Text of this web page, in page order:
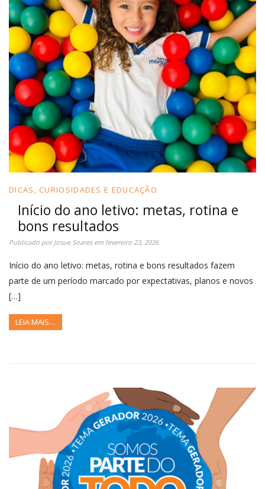
DICAS, CURIOSIDADES E EDUCAÇÃO
Início do ano letivo: metas, rotina e
bons resultados
Publicado porJosue Soaresem fevereiro 23, 2026
Início do ano letivo: metas, rotina e bons resultados fazem
parte de um período marcado por expectativas, planos e novos
[…]
LEIA MAIS…